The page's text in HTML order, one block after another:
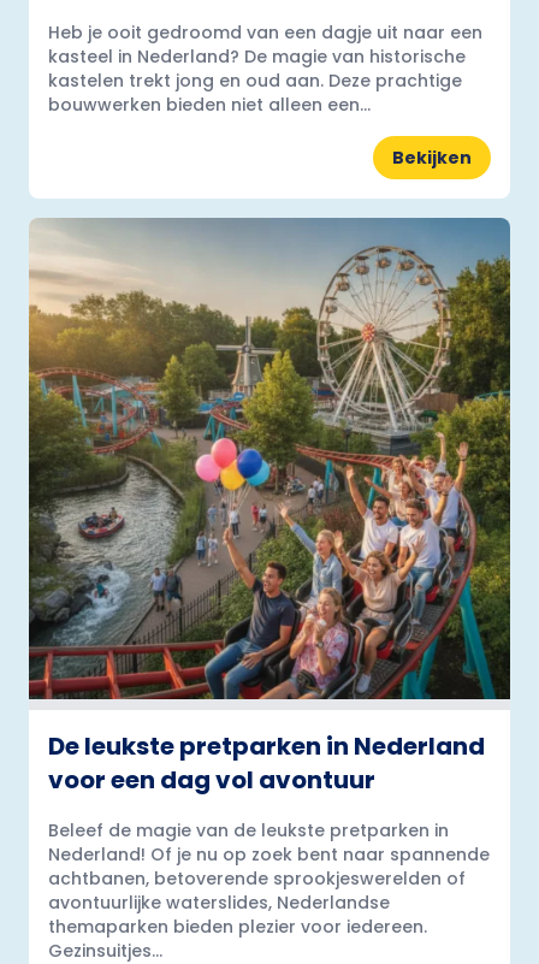
Heb je ooit gedroomd van een dagje uit naar een
kasteel in Nederland? De magie van historische
kastelen trekt jong en oud aan. Deze prachtige
bouwwerken bieden niet alleen een...
Bekijken
De leukste pretparken in Nederland
voor een dag vol avontuur
Beleef de magie van de leukste pretparken in
Nederland! Of je nu op zoek bent naar spannende
achtbanen, betoverende sprookjeswerelden of
avontuurlijke waterslides, Nederlandse
themaparken bieden plezier voor iedereen.
Gezinsuitjes...